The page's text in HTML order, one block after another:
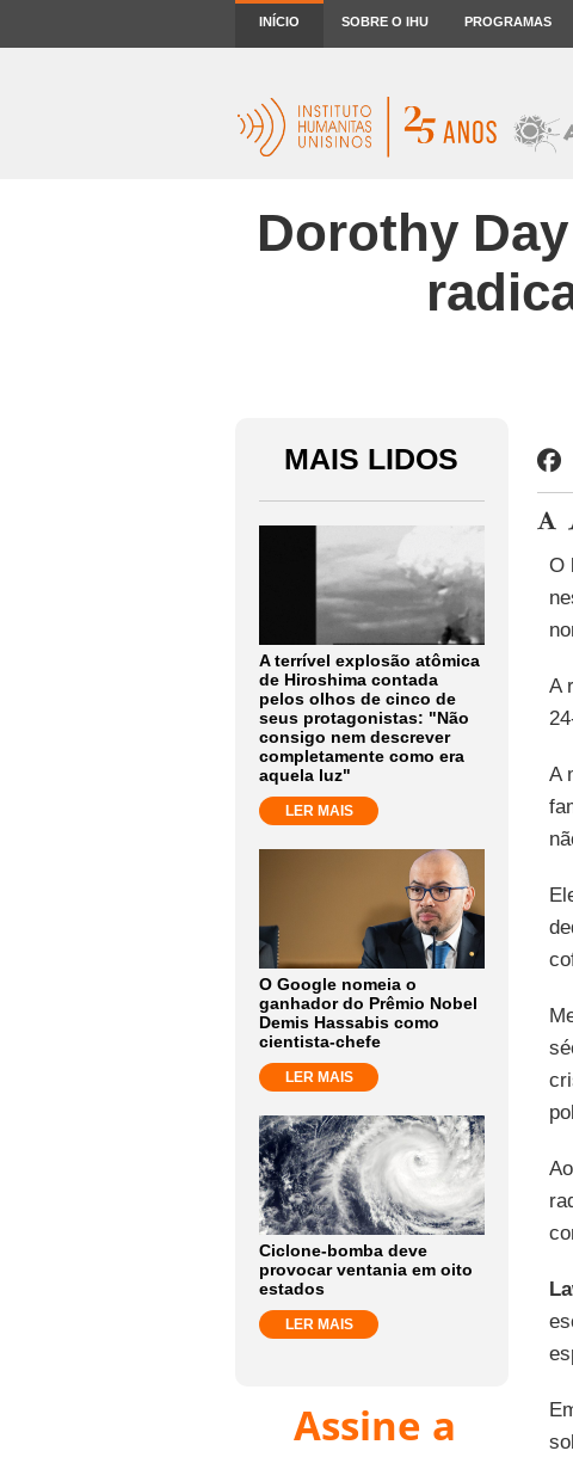
INÍCIO SOBRE O IHU PROGRAMAS
Dorothy
MAIS LIDOS
A terrível explosão atômica
de Hiroshima contada
pelos olhos de cinco de
seus protagonistas: "Não
consigo nem descrever
completamente como era
aquela luz"
LER MAIS
O Google nomeia o
ganhador do Prêmio Nobel
Demis Hassabis como
cientista-chefe
LER MAIS
Ciclone-bomba deve
provocar ventania em oito
estados
LER MAIS
Assine a
O
A
A